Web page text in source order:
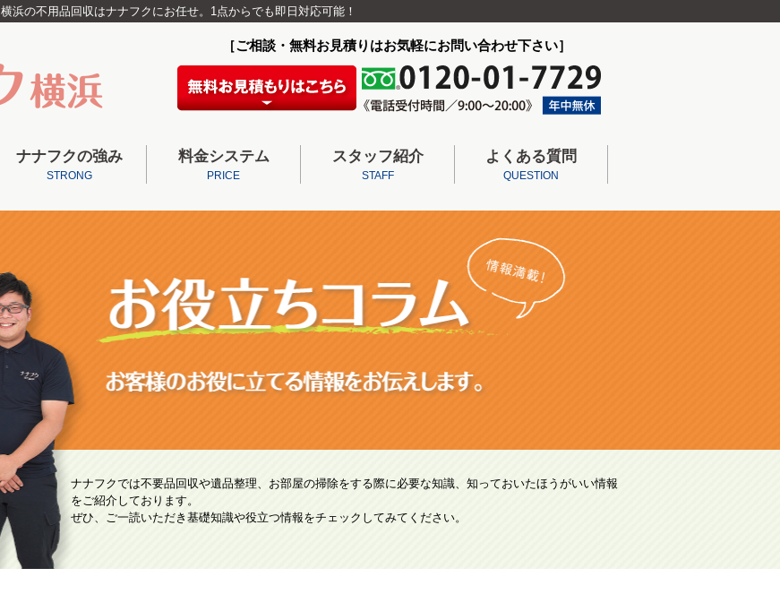
横浜の不用品回収はナナフクにお任せ。1点からでも即日対応可能！
［ご相談・無料お見積りはお気軽にお問い合わせ下さい］
ナナフクの強み
STRONG
料金システム
PRICE
スタッフ紹介
STAFF
よくある質問
QUESTION
ナナフクでは不要品回収や遺品整理、お部屋の掃除をする際に必要な知識、知っておいたほうがいい情報
をご紹介しております。
ぜひ、ご一読いただき基礎知識や役立つ情報をチェックしてみてください。